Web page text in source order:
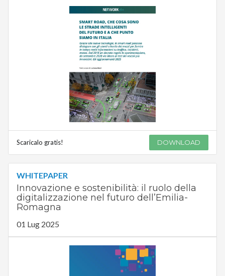
Scaricalo gratis! DOWNLOAD
WHITEPAPER
Innovazione e sostenibilità: il ruolo della
digitalizzazione nel futuro dell’Emilia-
Romagna
01 Lug 2025